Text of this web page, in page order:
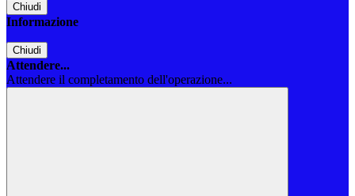
Chiudi
Informazione
Chiudi
Attendere...
Attendere il completamento dell'operazione...